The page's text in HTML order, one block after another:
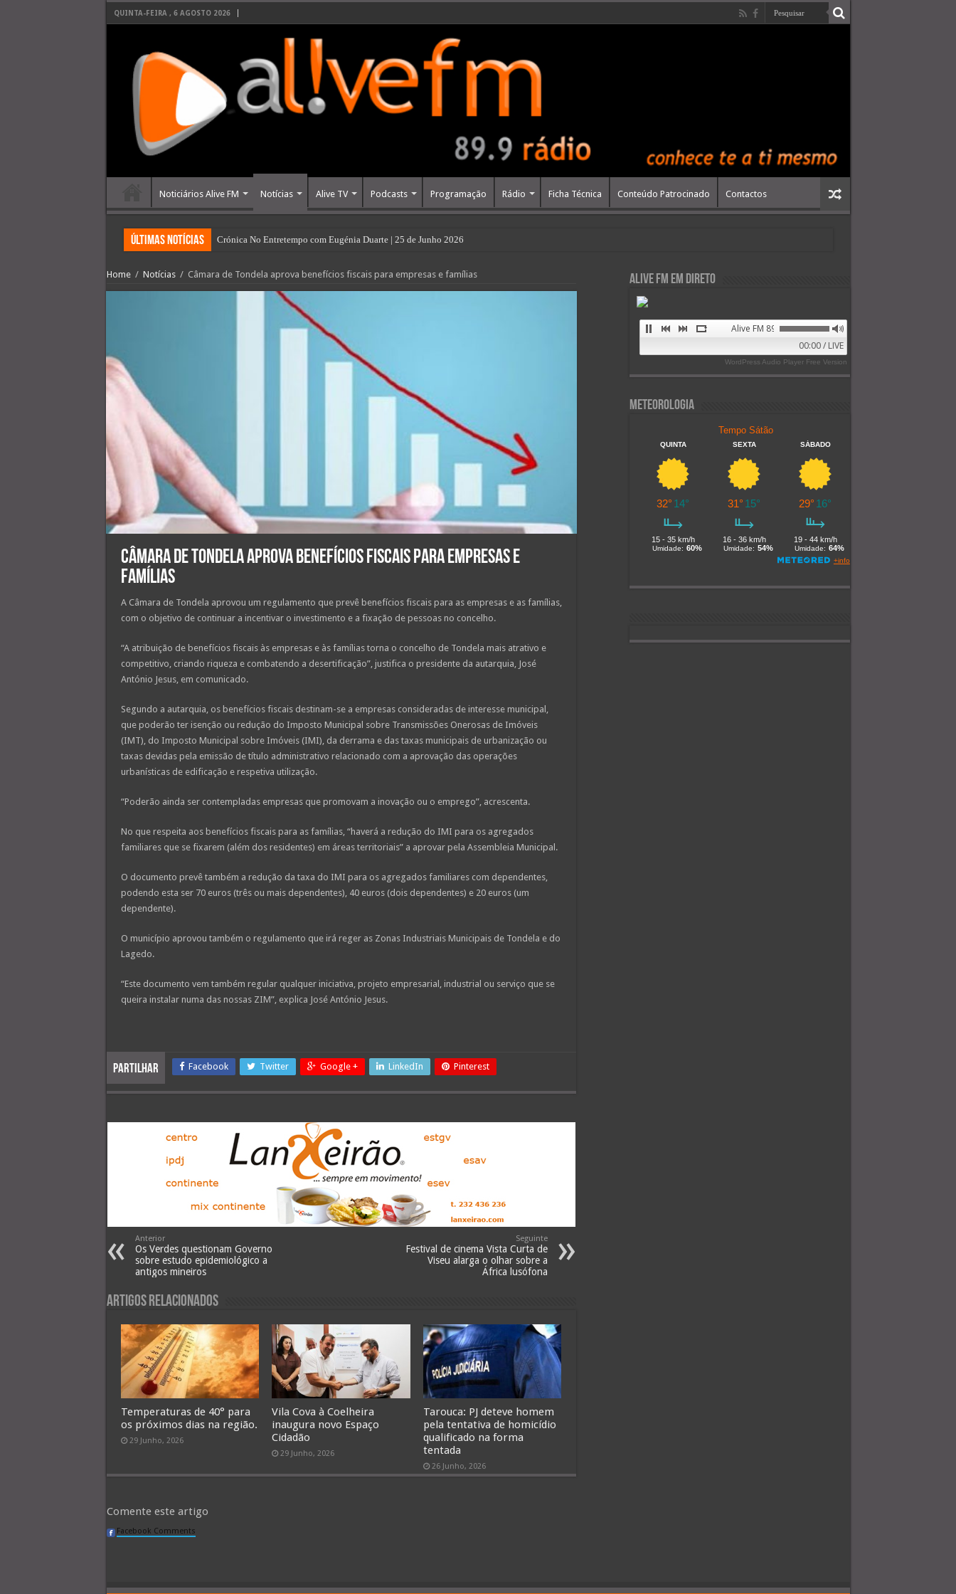
QUINTA-FEIRA , 6 AGOSTO 2026
Noticiários Alive FM Notícias Alive TV Podcasts Programação Rádio Ficha Técnica Conteúdo Patrocinado Contactos
últimas Notícias Crónica No Entretempo com Eugénia Duarte | 25 de Junho 2026
Home / Notícias / Câmara de Tondela aprova benefícios fiscais para empresas e famílias
Câmara de Tondela aprova benefícios fiscais para empresas e
famílias
A Câmara de Tondela aprovou um regulamento que prevê benefícios fiscais para as empresas e as famílias,
com o objetivo de continuar a incentivar o investimento e a fixação de pessoas no concelho.
“A atribuição de benefícios fiscais às empresas e às famílias torna o concelho de Tondela mais atrativo e
competitivo, criando riqueza e combatendo a desertificação”, justifica o presidente da autarquia, José
António Jesus, em comunicado.
Segundo a autarquia, os benefícios fiscais destinam-se a empresas consideradas de interesse municipal,
que poderão ter isenção ou redução do Imposto Municipal sobre Transmissões Onerosas de Imóveis
(IMT), do Imposto Municipal sobre Imóveis (IMI), da derrama e das taxas municipais de urbanização ou
taxas devidas pela emissão de título administrativo relacionado com a aprovação das operações
urbanísticas de edificação e respetiva utilização.
“Poderão ainda ser contempladas empresas que promovam a inovação ou o emprego”, acrescenta.
No que respeita aos benefícios fiscais para as famílias, “haverá a redução do IMI para os agregados
familiares que se fixarem (além dos residentes) em áreas territoriais” a aprovar pela Assembleia Municipal.
O documento prevê também a redução da taxa do IMI para os agregados familiares com dependentes,
podendo esta ser 70 euros (três ou mais dependentes), 40 euros (dois dependentes) e 20 euros (um
dependente).
O município aprovou também o regulamento que irá reger as Zonas Industriais Municipais de Tondela e do
Lagedo.
“Este documento vem também regular qualquer iniciativa, projeto empresarial, industrial ou serviço que se
queira instalar numa das nossas ZIM”, explica José António Jesus.
Partilhar Facebook Twitter Google + LinkedIn Pinterest
Anterior
Os Verdes questionam Governo
sobre estudo epidemiológico a
antigos mineiros
Seguinte
Festival de cinema Vista Curta de
Viseu alarga o olhar sobre a
África lusófona
Artigos Relacionados
Temperaturas de 40° para
os próximos dias na região.
29 Junho, 2026
Vila Cova à Coelheira
inaugura novo Espaço
Cidadão
29 Junho, 2026
Tarouca: PJ deteve homem
pela tentativa de homicídio
qualificado na forma
tentada
26 Junho, 2026
Comente este artigo
Facebook Comments
Alive FM em Direto
Alive FM 89.9
00:00 / LIVE
WordPress Audio Player Free Version
Meteorologia